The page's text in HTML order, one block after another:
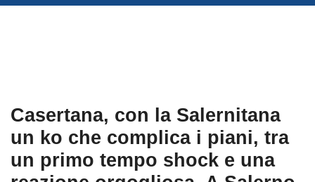
Casertana, con la Salernitana
un ko che complica i piani, tra
un primo tempo shock e una